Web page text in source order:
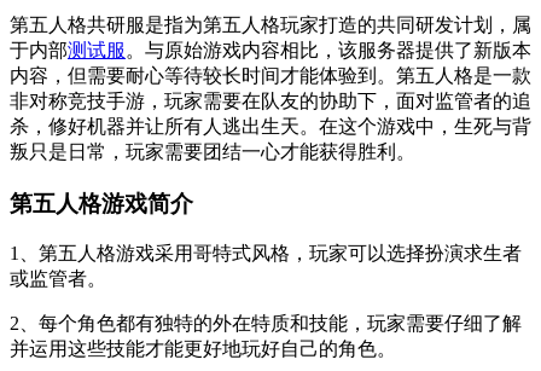
第五人格共研服是指为第五人格玩家打造的共同研发计划，属
于内部测试服 。与原始游戏内容相比，该服务器提供了新版本
内容，但需要耐心等待较长时间才能体验到。第五人格是一款
非对称竞技手游，玩家需要在队友的协助下，面对监管者的追
杀，修好机器并让所有人逃出生天。在这个游戏中，生死与背
叛只是日常，玩家需要团结一心才能获得胜利。
第五人格游戏简介
1、第五人格游戏采用哥特式风格，玩家可以选择扮演求生者
或监管者。
2、每个角色都有独特的外在特质和技能，玩家需要仔细了解
并运用这些技能才能更好地玩好自己的角色。